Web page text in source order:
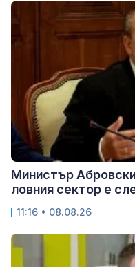
Министър
ловния сектор е
11:16 • 08.08.26